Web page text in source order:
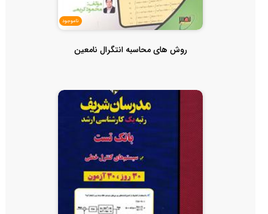
ناموجود
روش های محاسبه انتگرال نامعین